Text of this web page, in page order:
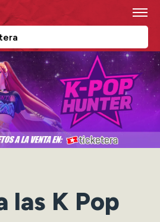
filters the results that follow as
las K Pop